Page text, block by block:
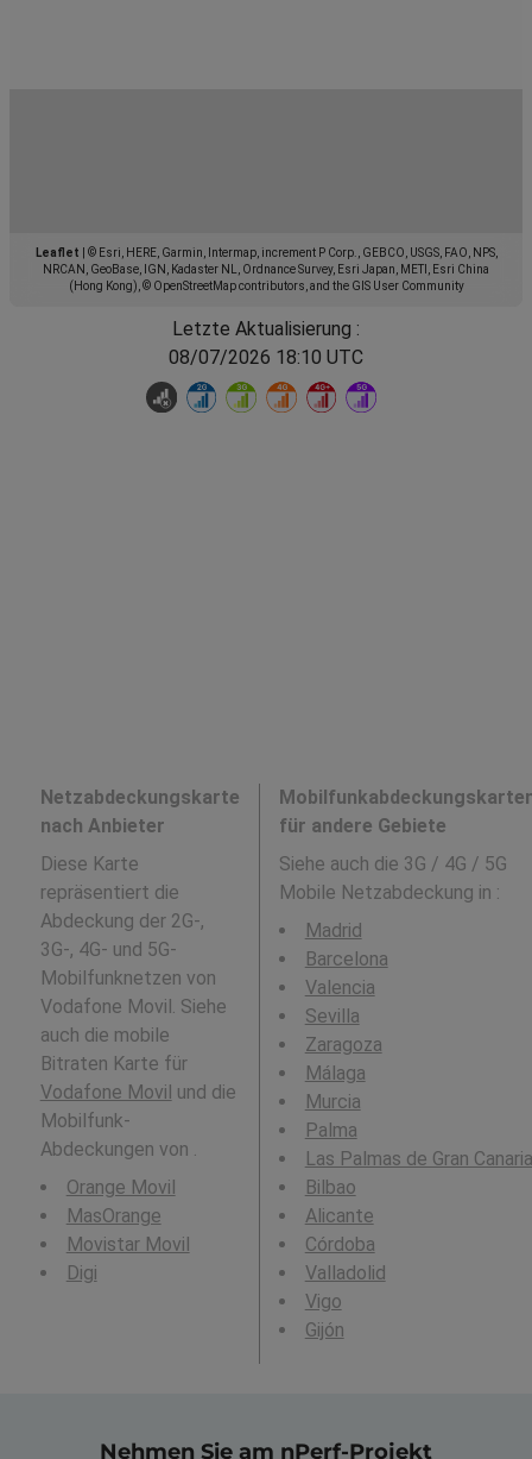
Leaflet
© Esri, HERE, Garmin, Intermap, increment P Corp., GEBCO, USGS, FAO, NPS,
NRCAN, GeoBase, IGN, Kadaster NL, Ordnance Survey, Esri Japan, METI, Esri China
(Hong Kong), © OpenStreetMap contributors, and the GIS User Community
Letzte Aktualisierung :
08/07/2026 18:10 UTC
Netzabdeckungskarte
nach Anbieter
Diese Karte
repräsentiert die
Abdeckung der 2G-,
3G-, 4G- und 5G-
Mobilfunknetzen von
Vodafone Movil. Siehe
auch die mobile
Bitraten Karte für
Vodafone Movil und die
Mobilfunk-
Abdeckungen von .
Orange Movil
MasOrange
Movistar Movil
Digi
für andere Gebiete
Siehe auch die 3G / 4G / 5G
Mobile Netzabdeckung in :
Madrid
Barcelona
Valencia
Sevilla
Zaragoza
Málaga
Murcia
Palma
Las Palmas de Gran Canaria
Bilbao
Alicante
Córdoba
Valladolid
Vigo
Gijón
Nehmen Sie am nPerf-Projekt